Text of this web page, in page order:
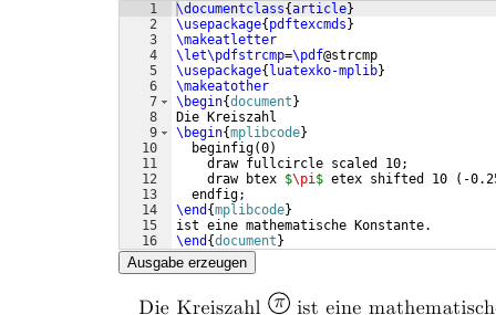
1
2
3
4
5
6
7
8
9
10
11
12
13
14
15
16
\documentclass{article}
\usepackage{ pdftexcmds }
\makeatletter
\let\pdfstrcmp=\pdf@strcmp
\usepackage{ luatexko-mplib}
\makeatother
\begin{document }
Die Kreiszahl
\begin{mplibcode}
  beginfig
(0)
    draw fullcircle scaled 10;
    draw btex
$\pi$ etex shifted 10 ( -
  endfig;
\end {mplibcode}
ist eine mathematische Konstante.
\end {document }
Ausgabe erzeugen